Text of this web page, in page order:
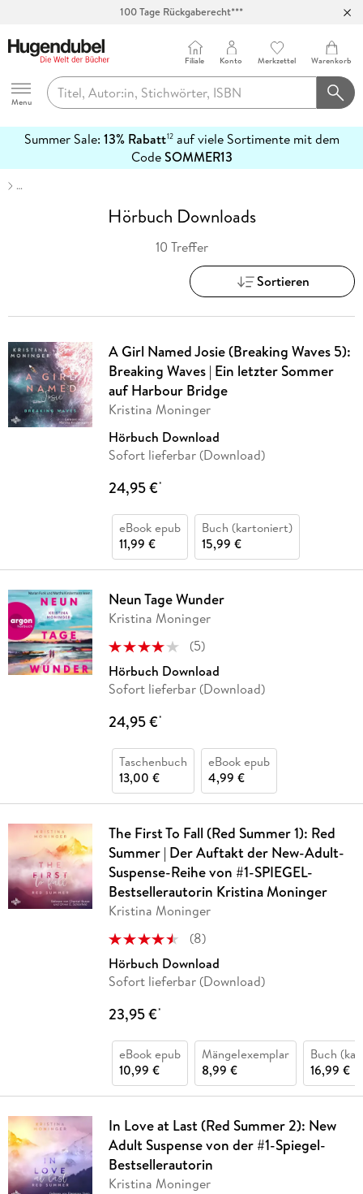
100 Tage Rückgaberecht***
Hugendubel
Menu
Filiale Konto Merkzettel Warenkorb
Summer Sale: 13% Rabatt12auf viele Sortimente mit dem
CodeSOMMER13
erfahren
…
Hörbuch Downloads
10 Treffer
Sortieren
A Girl Named Josie (Breaking Waves 5):
Breaking Waves | Ein letzter Sommer
auf Harbour Bridge
Kristina Moninger
Hörbuch Download
Sofort lieferbar (Download)
24,95 €*
eBook epub
11,99 €
Buch (kartoniert)
15,99 €
Neun Tage Wunder
Kristina Moninger
(5)
Hörbuch Download
Sofort lieferbar (Download)
24,95 €*
Taschenbuch
13,00 €
eBook epub
4,99 €
The First To Fall (Red Summer 1): Red
Summer | Der Auftakt der New-Adult-
Suspense-Reihe von #1-SPIEGEL-
Bestsellerautorin Kristina Moninger
Kristina Moninger
(8)
Hörbuch Download
Sofort lieferbar (Download)
23,95 €*
eBook epub
10,99 €
Mängelexemplar
8,99 €
Buch
16,99 €
In Love at Last (Red Summer 2): New
Adult Suspense von der #1-Spiegel-
Bestsellerautorin
Kristina Moninger